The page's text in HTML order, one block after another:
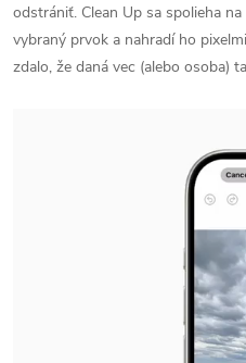
odstrániť. Clean Up sa spolieha
vybraný prvok a nahradí ho
zdalo, že daná vec (alebo osoba)